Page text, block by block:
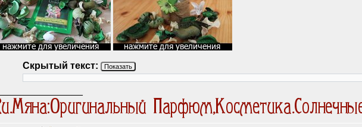
Скрытый текст: Показать